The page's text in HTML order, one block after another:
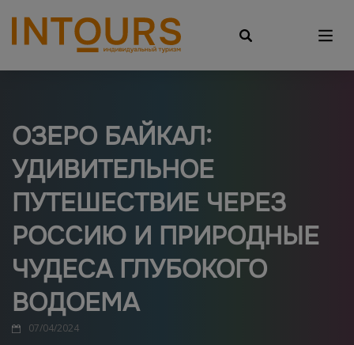
ОЗЕРО БАЙКАЛ:
УДИВИТЕЛЬНОЕ
ПУТЕШЕСТВИЕ ЧЕРЕЗ
РОССИЮ И ПРИРОДНЫЕ
ЧУДЕСА ГЛУБОКОГО
ВОДОЕМА
07/04/2024